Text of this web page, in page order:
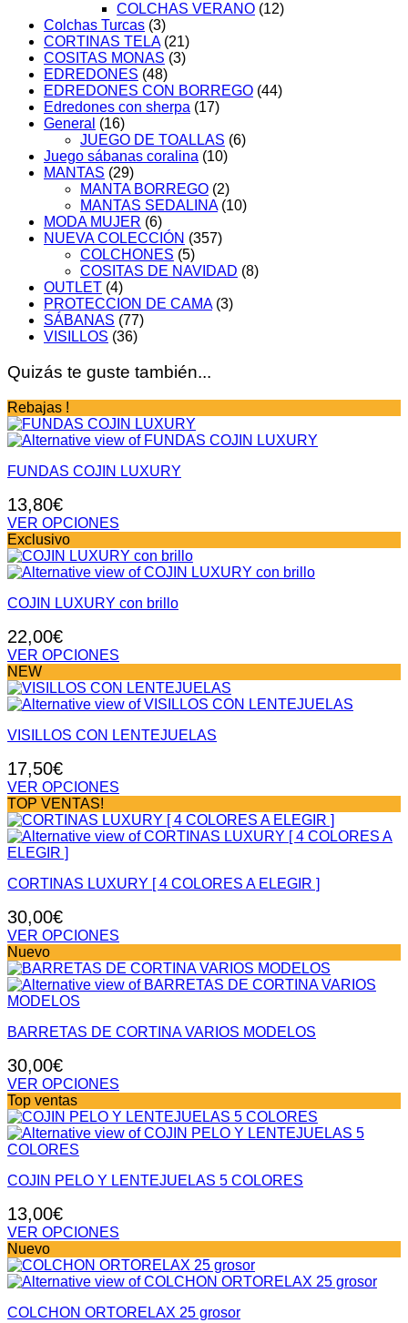
COLCHAS VERANO (12)
Colchas Turcas (3)
CORTINAS TELA (21)
COSITAS MONAS (3)
EDREDONES (48)
EDREDONES CON BORREGO (44)
Edredones con sherpa (17)
General (16)
JUEGO DE TOALLAS (6)
Juego sábanas coralina (10)
MANTAS (29)
MANTA BORREGO (2)
MANTAS SEDALINA (10)
MODA MUJER (6)
NUEVA COLECCIÓN (357)
COLCHONES (5)
COSITAS DE NAVIDAD (8)
OUTLET (4)
PROTECCION DE CAMA (3)
SÁBANAS (77)
VISILLOS (36)
Quizás te guste también...
Rebajas !
FUNDAS COJIN LUXURY
13,80€
VER OPCIONES
Este
producto
tiene
variantes.
opciones
se
pueden
elegir
en
página
producto
Exclusivo
COJIN LUXURY con brillo
22,00€
VER OPCIONES
Este
producto
tiene
variantes.
opciones
se
pueden
elegir
en
la
de
NEW
VISILLOS CON LENTEJUELAS
17,50€
VER OPCIONES
Este
producto
tiene
múltiples
Las
se
pueden
elegir
en
la
página
producto
TOP VENTAS!
CORTINAS LUXURY [ 4 COLORES A ELEGIR ]
30,00€
VER OPCIONES
Este
producto
tiene
múltiples
Las
se
pueden
elegir
en
la
página
producto
Nuevo
BARRETAS DE CORTINA VARIOS MODELOS
30,00€
VER OPCIONES
Este
producto
tiene
múltiples
Las
se
pueden
elegir
en
la
de
Top ventas
COJIN PELO Y LENTEJUELAS 5 COLORES
13,00€
VER OPCIONES
Este
producto
tiene
variantes.
Nuevo
COLCHON ORTORELAX 25 grosor